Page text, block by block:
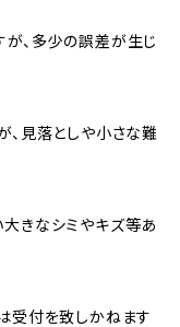
、多少の誤差が生じ
、見落としや小さな難
きなシミやキズ等あ
受付を致しかねます